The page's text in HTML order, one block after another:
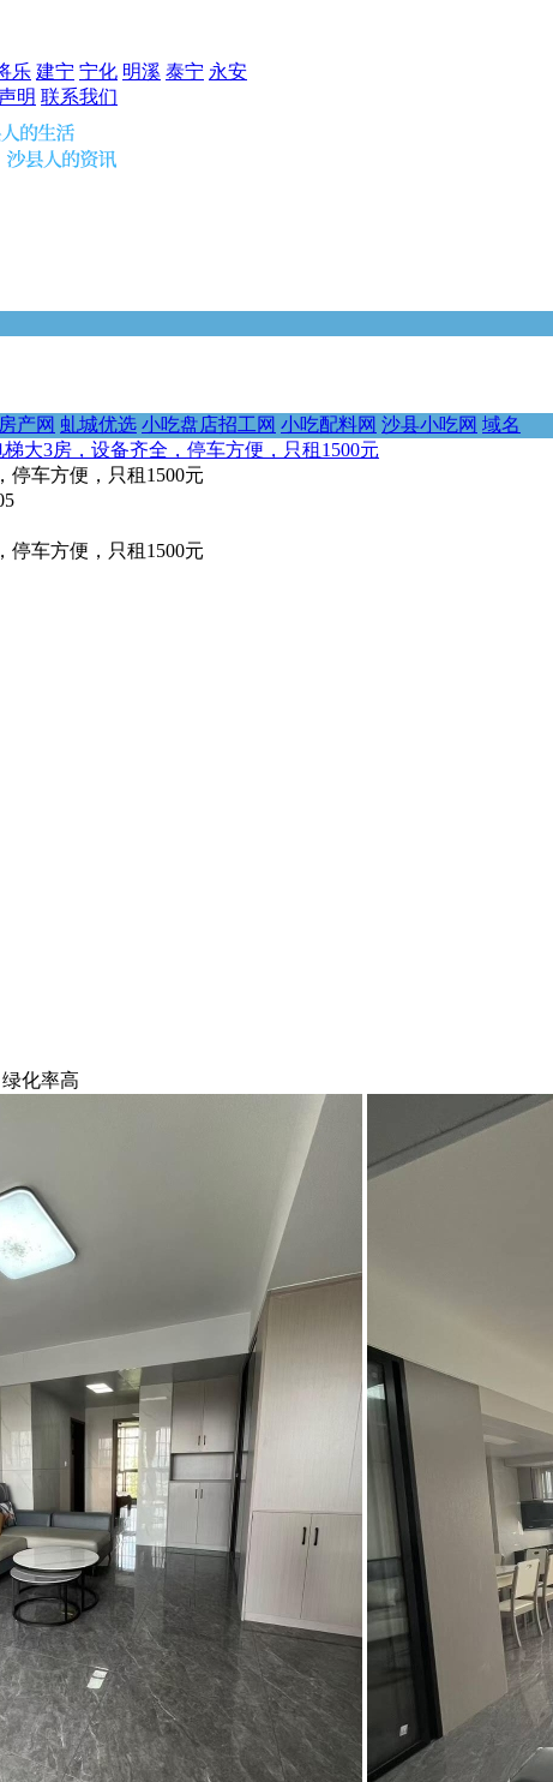
乐 建宁 宁化 明溪 泰宁 永安
明 联系我们
产网 虬城优选 小吃盘店招工网 小吃配料网 沙县小吃网 域名
大3房，设备齐全，停车方便，只租1500元
停车方便，只租1500元
停车方便，只租1500元
绿化率高